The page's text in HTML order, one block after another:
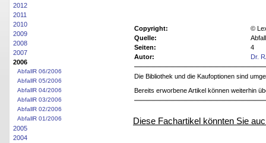
2012
2011
2010
2009
2008
2007
2006
AbfallR 06/2006
AbfallR 05/2006
AbfallR 04/2006
AbfallR 03/2006
AbfallR 02/2006
AbfallR 01/2006
2005
2004
Copyright:
©
Quelle:
Seiten:
4
Autor:
Dr.
Die Bibliothek und die Kaufoptionen sind
Bereits erworbene Artikel können weiterhin
Diese Fachartikel könnten Sie